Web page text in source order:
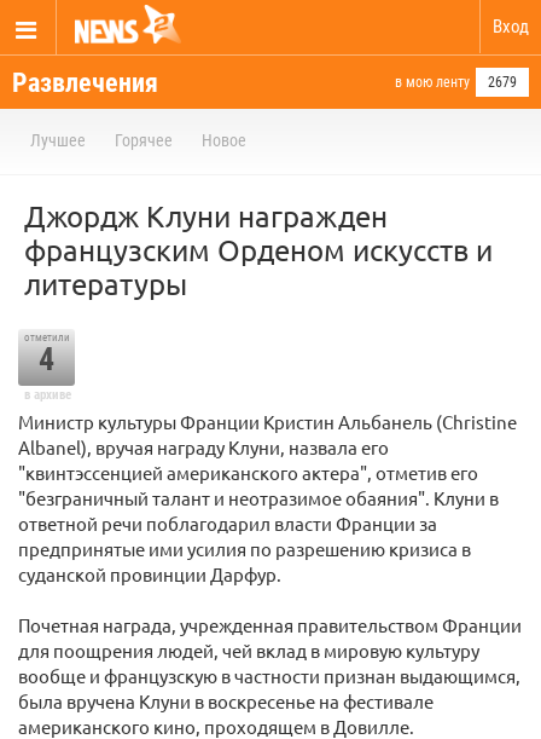
Вход
Развлечения в мою ленту 2679
Лучшее Горячее Новое
Джордж Клуни награжден
французским Орденом искусств и
литературы
отметили
4
в архиве
Министр культуры Франции Кристин Альбанель (Christine
Albanel), вручая награду Клуни, назвала его
"квинтэссенцией американского актера", отметив его
"безграничный талант и неотразимое обаяния". Клуни в
ответной речи поблагодарил власти Франции за
предпринятые ими усилия по разрешению кризиса в
суданской провинции Дарфур.
Почетная награда, учрежденная правительством Франции
для поощрения людей, чей вклад в мировую культуру
вообще и французскую в частности признан выдающимся,
была вручена Клуни в воскресенье на фестивале
американского кино, проходящем в Довилле.